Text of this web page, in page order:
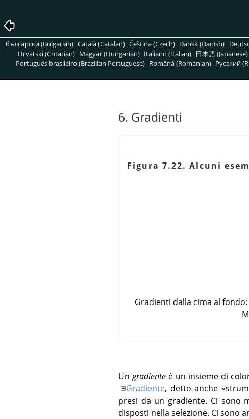
български (Bulgarian) Català (Catalan) Čeština (Czech) Dansk (Danish)
Hrvatski (Croatian) Magyar (Hungarian) Italiano (Italian) 日本語 (Japanese)
Português brasileiro (Brazilian Portuguese) Română (Romanian) Pусский
6. Gradienti
Figura 7.22. Alcuni
Gradienti dalla cima al
Un gradienteè un insieme di
Gradiente, detto anche «
presi da un gradiente. Ci sono
disposti nella selezione. Ci sono